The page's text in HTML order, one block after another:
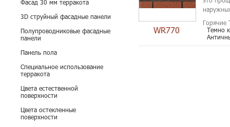
Фасад 30 мм терракота
3D струйный фасадные панели
Полупроводниковые фасадные
панели
Панель пола
Специальное использование
терракота
Цвета естественной
поверхности
Цвета остекленные
поверхности
WR770
Горячие
Темно